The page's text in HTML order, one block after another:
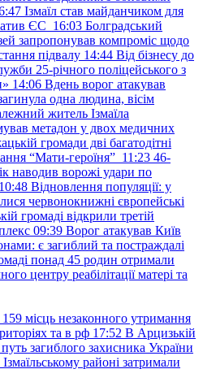
Ізмаїл став майданчиком для
ЄС 16:03 Болградський
запропонував компроміс щодо
підвалу 14:44 Від бізнесу до
25-річного поліцейського з
14:06 Вдень ворог атакував
одна людина, вісім
житель Ізмаїла
метадон у двох медичних
громади дві багатодітні
“Мати-героїня” 11:23 46-
наводив ворожі удари по
10:48 Відновлення популяції: у
червонокнижні європейські
громаді відкрили третій
09:39 Ворог атакував Київ
є загиблий та постраждалі
понад 45 родин отримали
центру реабілітації матері та
місць незаконного утримання
та в рф 17:52 В Арцизькій
загиблого захисника України
районі затримали